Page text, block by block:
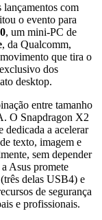
lançamentos com
o evento para
, um mini-PC de
, da Qualcomm,
que tira o
dos
desktop.
entre tamanho
O Snapdragon X2
a acelerar
texto, imagem e
sem depender
Asus promete
(três delas USB4) e
de segurança
e profissionais.